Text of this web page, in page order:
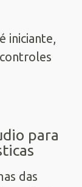
iniciante,
para
das